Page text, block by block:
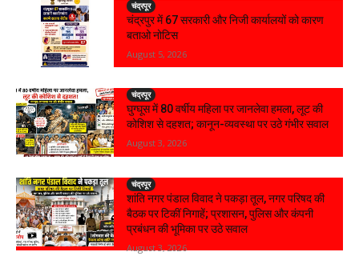
चंद्रपूर
चंद्रपुर में 67 सरकारी और निजी कार्यालयों को कारण
बताओ नोटिस
August 5, 2026
चंद्रपूर
घुग्घूस में 80 वर्षीय महिला पर जानलेवा हमला, लूट की
कोशिश से दहशत; कानून-व्यवस्था पर उठे गंभीर सवाल
August 3, 2026
चंद्रपूर
शांति नगर पंडाल विवाद ने पकड़ा तूल, नगर परिषद की
बैठक पर टिकीं निगाहें; प्रशासन, पुलिस और कंपनी
प्रबंधन की भूमिका पर उठे सवाल
August 3, 2026